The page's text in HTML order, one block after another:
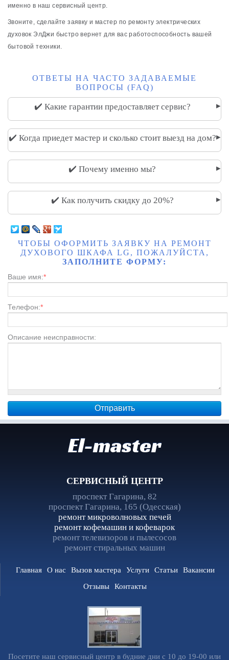
именно в наш сервисный центр.
Звоните, сделайте заявку и мастер по ремонту электрических
духовок ЭлДжи быстро вернет для вас работоспособность вашей
бытовой техники.
ОТВЕТЫ НА ЧАСТО ЗАДАВАЕМЫЕ
ВОПРОСЫ (FAQ)
✔️ Какие гарантии предоставляет сервис? ▸
✔️ Когда приедет мастер и сколько стоит выезд на дом?▸
✔️ Почему именно мы? ▸
✔️ Как получить скидку до 20%? ▸
ЧТОБЫ ОФОРМИТЬ ЗАЯВКУ НА РЕМОНТ
ДУХОВОГО ШКАФА LG, ПОЖАЛУЙСТА,
ЗАПОЛНИТЕ ФОРМУ:
Ваше имя:*
Телефон:*
Описание неисправности:
El-master
СЕРВИСНЫЙ ЦЕНТР
проспект Гагарина, 82
проспект Гагарина, 165 (Одесская)
ремонт микроволновых печей
ремонт кофемашин и кофеварок
ремонт телевизоров и пылесосов
ремонт стиральных машин
Главная О нас Вызов мастера Услуги Статьи
Вакансии
Отзывы
Контакты
Посетите наш сервисный центр в будние дни с 10 до 19-00 или